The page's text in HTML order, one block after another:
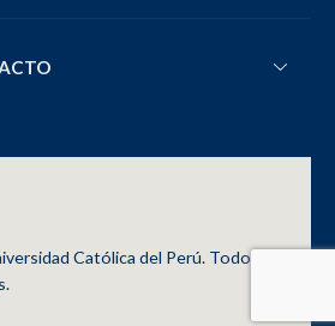
Católica del Perú. Todos los